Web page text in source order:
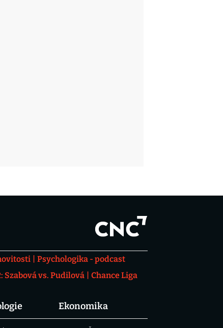
Psychologika - podcast
Szabová vs. Pudilová
Chance Liga
Ekonomika